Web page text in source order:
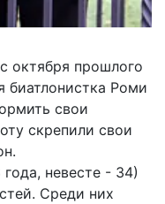
октября прошлого
биатлонистка Роми
свои
скрепили свои
невесте - 34)
Среди них